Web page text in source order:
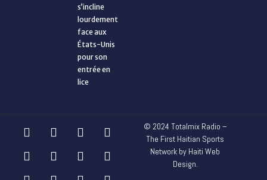
s’incline
lourdement
face aux
États-Unis
pour son
entrée en
lice
© 2024 Totalmix Radio –
The First Haitian Sports
Network by Haiti Web
Design.